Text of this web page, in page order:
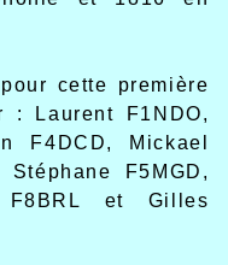
cette première
Laurent F1NDO,
F4DCD, Mickael
F5MGD,
F8BRL et Gilles